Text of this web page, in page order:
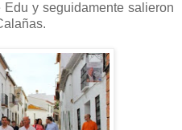
y seguidamente salieron